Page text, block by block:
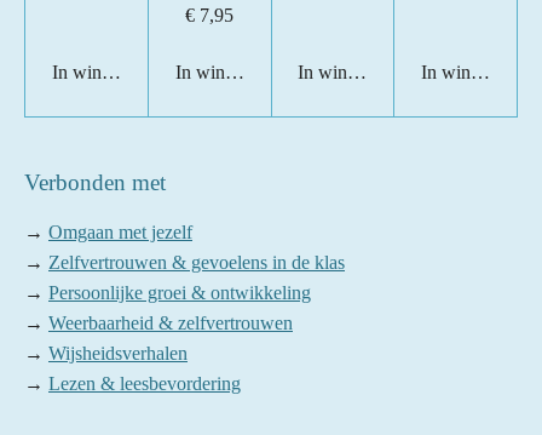
In winkelwagen
€ 7,95
In winkelwagenIn winkelwagenIn
Verbonden met
→ Omgaan met jezelf
→ Zelfvertrouwen & gevoelens in de klas
→ Persoonlijke groei & ontwikkeling
→ Weerbaarheid & zelfvertrouwen
→ Wijsheidsverhalen
→ Lezen & leesbevordering